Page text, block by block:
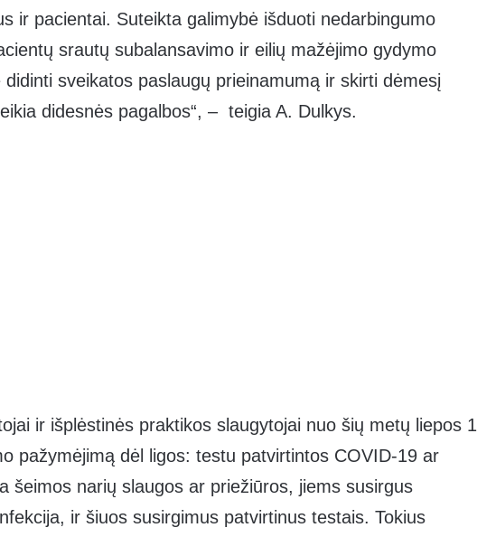
ir pacientai. Suteikta galimybė išduoti nedarbingumo
srautų subalansavimo ir eilių mažėjimo gydymo
sveikatos paslaugų prieinamumą ir skirti dėmesį
didesnės pagalbos“, – teigia A. Dulkys.
ir išplėstinės praktikos slaugytojai nuo šių metų liepos 1
pažymėjimą dėl ligos: testu patvirtintos COVID-19 ar
šeimos narių slaugos ar priežiūros, jiems susirgus
ir šiuos susirgimus patvirtinus testais. Tokius